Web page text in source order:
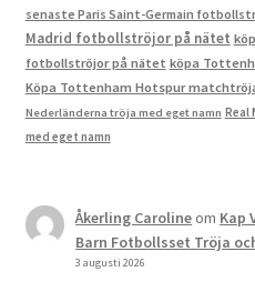
senaste Paris Saint-Germain
Madrid fotbollströjor på nätet
fotbollströjor på nätet köpa
Köpa Tottenham Hotspur
Nederländerna tröja med eget namn Real
med eget namn
Åkerling Carolineom Kap
Barn Fotbollsset Tröja
3 augusti 2026